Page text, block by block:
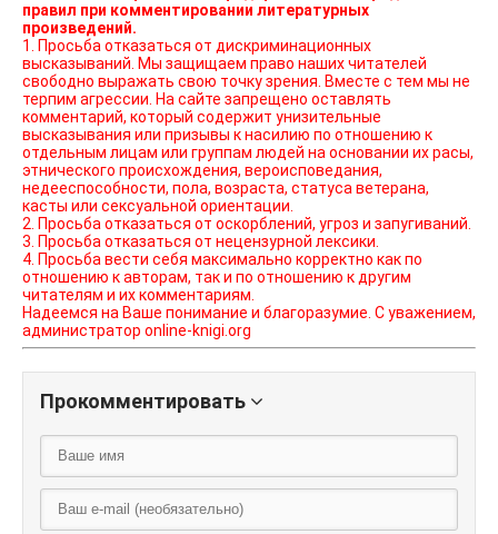
правил при комментировании литературных
произведений.
1. Просьба отказаться от дискриминационных
высказываний. Мы защищаем право наших читателей
свободно выражать свою точку зрения. Вместе с тем мы не
терпим агрессии. На сайте запрещено оставлять
комментарий, который содержит унизительные
высказывания или призывы к насилию по отношению к
отдельным лицам или группам людей на основании их расы,
этнического происхождения, вероисповедания,
недееспособности, пола, возраста, статуса ветерана,
касты или сексуальной ориентации.
2. Просьба отказаться от оскорблений, угроз и запугиваний.
3. Просьба отказаться от нецензурной лексики.
4. Просьба вести себя максимально корректно как по
отношению к авторам, так и по отношению к другим
читателям и их комментариям.
Надеемся на Ваше понимание и благоразумие. С уважением,
администратор online-knigi.org
Прокомментировать